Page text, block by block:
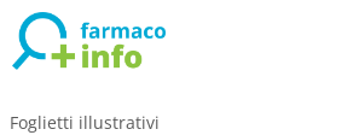
Foglietti illustrativi